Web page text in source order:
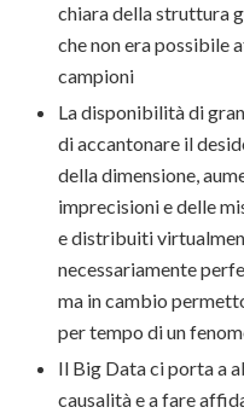
chiara della struttura
che non era possibile
campioni
La disponibilità di
di accantonare il
della dimensione,
imprecisioni e delle
e distribuiti
necessariamente
ma in cambio
per tempo di un
Il Big Data ci porta a
causalità e a fare